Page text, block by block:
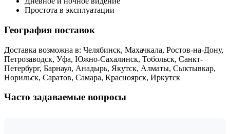
Простота в эксплуатации
География поставок
Доставка возможна в: Челябинск, Махачкала, Ростов-на-Дону,
Петрозаводск, Уфа, Южно-Сахалинск, Тобольск, Санкт-
Петербург, Барнаул, Анадырь, Якутск, Алматы, Сыктывкар,
Норильск, Саратов, Самара, Красноярск, Иркутск
Часто задаваемые вопросы